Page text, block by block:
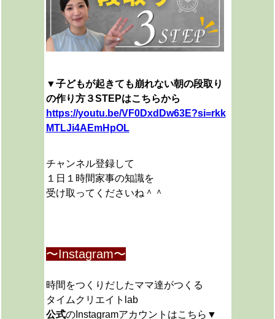
▼子どもが起きても崩れない朝の段取り
の作り方３STEPはこちらから
https://youtu.be/VF0DxdDw63E?si=rkk
MTLJi4AEmHpOL
チャンネル登録して
１日１時間家事の知識を
受け取ってくださいね＾＾
〜Instagram〜
時間をつくりだしたママ達がつくる
タイムクリエイトlab
公式のInstagramアカウントはこちら▼